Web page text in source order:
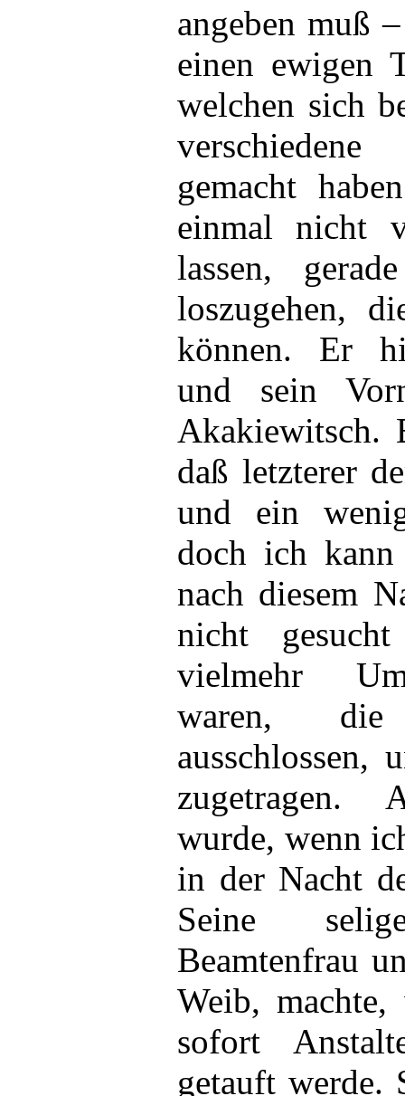
angeben muß
einen ewigen
welchen sich
gemacht
einmalnicht
lassen,
loszugehen,
können. Er
und sein
Akakiewitsch.
daß letzterer
und ein
doch ich
nach diesem
nicht
vielmehr
waren,
ausschlossen,
zugetragen.
wurde, wenn
in der Nacht
Seine
Beamtenfrau
Weib,
sofort
getauft werde.